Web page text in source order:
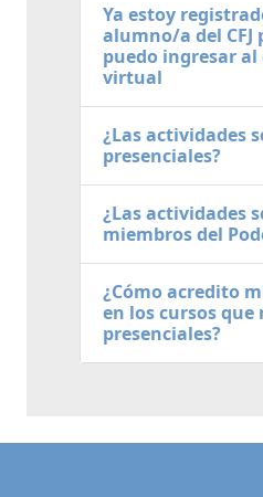
Ya estoy
alumno/a del CFJ
puedo ingresar al
virtual
¿Las actividades
presenciales?
¿Las actividades
miembros del
¿Cómo acredito
en los cursos que
presenciales?